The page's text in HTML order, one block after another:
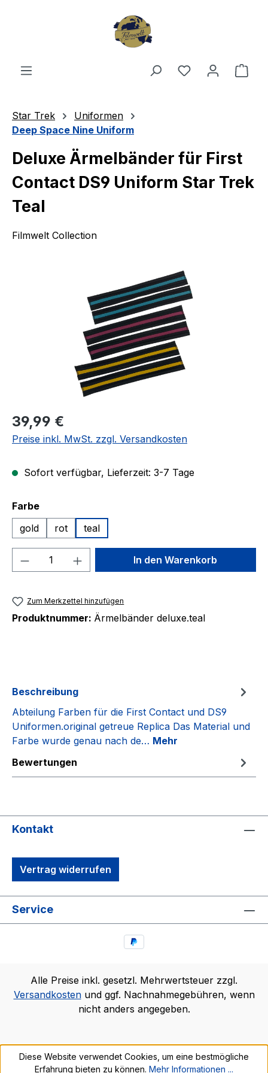
Du hast 0
Star Trek
Uniformen
Deep Space Nine Uniform
Deluxe Ärmelbänder für First
Contact DS9 Uniform Star Trek
Teal
Filmwelt Collection
Regulärer Preis:
39,99 €
Preise inkl. MwSt. zzgl. Versandkosten
Sofort verfügbar, Lieferzeit: 3-7 Tage
Farbeauswählen
gold
rot teal
Produkt Anzahl: Gib denIn den Warenkorb
Zum Merkzettel hinzufügen
Produktnummer: Ärmelbänder deluxe.teal
Beschreibung
Abteilung Farben für die First Contact und DS9
Uniformen.original getreue Replica Das Material und
Farbe wurde genau nach de… Mehr
Bewertungen
Kontakt
Vertrag widerrufen
Service
Alle Preise inkl. gesetzl. Mehrwertsteuer zzgl.
Versandkostenund ggf. Nachnahmegebühren, wenn
nicht anders angegeben.
Diese Website verwendet Cookies, um eine bestmögliche
Erfahrung bieten zu können. Mehr Informationen ...